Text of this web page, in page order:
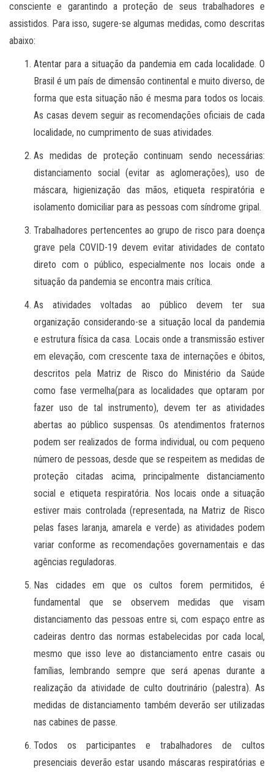
consciente e garantindo a proteção de seus trabalhadores e
assistidos. Para isso, sugere-se algumas medidas, como descritas
abaixo:
Atentar para a situação da pandemia em cada localidade. O
Brasil é um país de dimensão continental e muito diverso, de
forma que esta situação não é mesma para todos os locais.
As casas devem seguir as recomendações oficiais de cada
localidade, no cumprimento de suas atividades.
As medidas de proteção continuam sendo necessárias:
distanciamento social (evitar as aglomerações), uso de
máscara, higienização das mãos, etiqueta respiratória e
isolamento domiciliar para as pessoas com síndrome gripal.
Trabalhadores pertencentes ao grupo de risco para doença
grave pela COVID-19 devem evitar atividades de contato
direto com o público, especialmente nos locais onde a
situação da pandemia se encontra mais crítica.
As atividades voltadas ao público devem ter sua
organização considerando-se a situação local da pandemia
e estrutura física da casa. Locais onde a transmissão estiver
em elevação, com crescente taxa de internações e óbitos,
descritos pela Matriz de Risco do Ministério da Saúde
como fase vermelha(para as localidades que optaram por
fazer uso de tal instrumento), devem ter as atividades
abertas ao público suspensas. Os atendimentos fraternos
podem ser realizados de forma individual, ou com pequeno
número de pessoas, desde que se respeitem as medidas de
proteção citadas acima, principalmente distanciamento
social e etiqueta respiratória. Nos locais onde a situação
estiver mais controlada (representada, na Matriz de Risco
pelas fases laranja, amarela e verde) as atividades podem
variar conforme as recomendações governamentais e das
agências reguladoras.
Nas cidades em que os cultos forem permitidos, é
fundamental que se observem medidas que visam
distanciamento das pessoas entre si, com espaço entre as
cadeiras dentro das normas estabelecidas por cada local,
mesmo que isso leve ao distanciamento entre casais ou
famílias, lembrando sempre que será apenas durante a
realização da atividade de culto doutrinário (palestra). As
medidas de distanciamento também deverão ser utilizadas
nas cabines de passe.
Todos os participantes e trabalhadores de cultos
presenciais deverão estar usando máscaras respiratórias e